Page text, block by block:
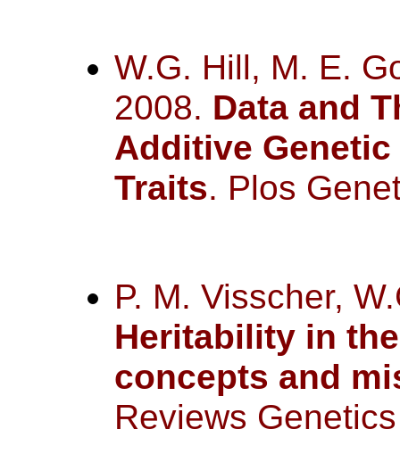
W.G. Hill, M. E.
2008. Data and
Additive
Traits. Plos
P. M. Visscher,
Heritability in
concepts and
Reviews